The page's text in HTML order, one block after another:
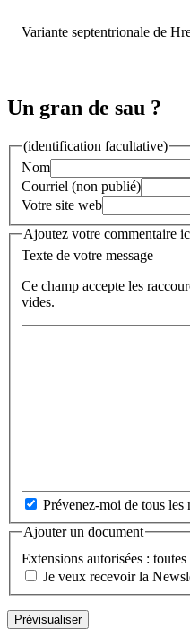
Variante septentrionale de
Un gran de sau ?
(identification facultative)
Nom
Courriel (non publié)
Votre site web
Ajoutez votre commentaire
Texte de votre message
Ce champ accepte les
vides.
Prévenez-moi de tous les
Ajouter un document
Extensions autorisées : toutes
Je veux recevoir la